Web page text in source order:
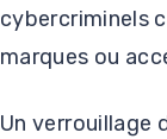
cybercriminels
marques ou
Un verrouillage